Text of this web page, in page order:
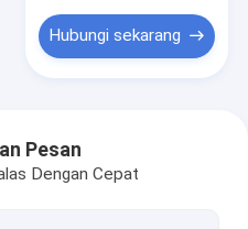
Hubungi sekarang
Pesan
Dengan Cepat